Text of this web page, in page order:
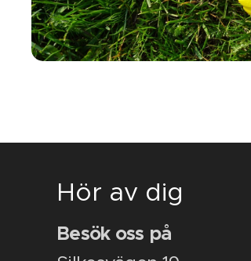
Hör av dig
Besök oss på